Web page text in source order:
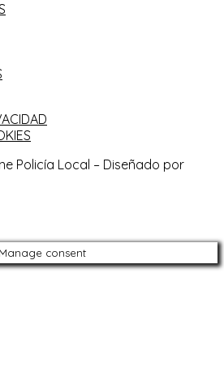
Policía Local – Diseñado por
Manage consent